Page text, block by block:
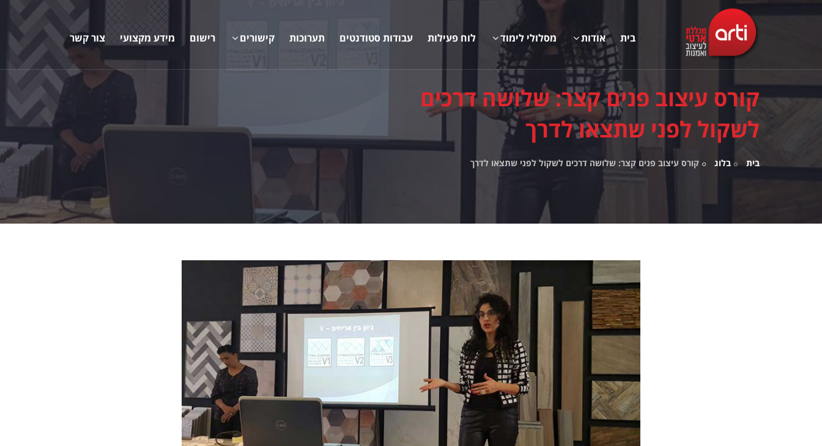
בית אודות מסלולי לימוד לוח פעילות עבודות סטודנטים תערוכות קישורים רישום מידע מקצועי צור קשר
קורס עיצוב פנים קצר: שלושה דרכים
לשקול לפני שתצאו לדרך
בית בלוג קורס עיצוב פנים קצר: שלושה דרכים לשקול לפני שתצאו לדרך